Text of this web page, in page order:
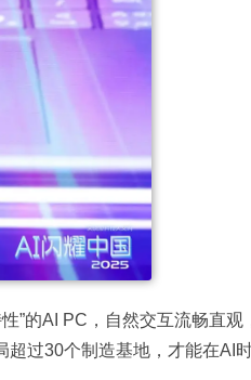
”的AI PC，自然交互流畅直观
过30个制造基地，才能在AI